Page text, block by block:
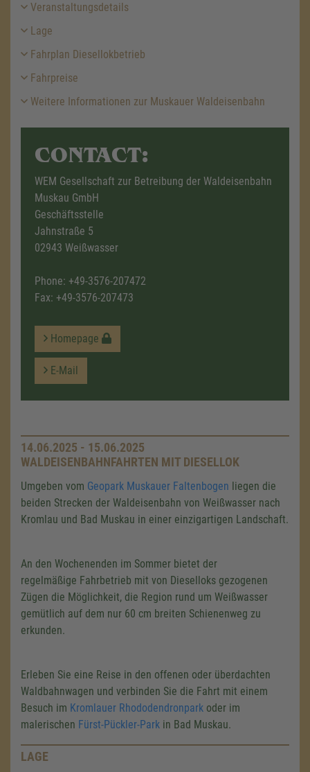
Veranstaltungsdetails
Lage
Fahrplan Diesellokbetrieb
Fahrpreise
Weitere Informationen zur Muskauer Waldeisenbahn
CONTACT:
WEM Gesellschaft zur Betreibung der Waldeisenbahn
Muskau GmbH
Geschäftsstelle
Jahnstraße 5
02943 Weißwasser
Phone: +49-3576-207472
Fax: +49-3576-207473
Homepage
E-Mail
14.06.2025 - 15.06.2025
WALDEISENBAHNFAHRTEN MIT DIESELLOK
Umgeben vom Geopark Muskauer Faltenbogen liegen die
beiden Strecken der Waldeisenbahn von Weißwasser nach
Kromlau und Bad Muskau in einer einzigartigen Landschaft.
An den Wochenenden im Sommer bietet der
regelmäßige Fahrbetrieb mit von Dieselloks gezogenen
Zügen die Möglichkeit, die Region rund um Weißwasser
gemütlich auf dem nur 60 cm breiten Schienenweg zu
erkunden.
Erleben Sie eine Reise in den offenen oder überdachten
Waldbahnwagen und verbinden Sie die Fahrt mit einem
Besuch im Kromlauer Rhododendronpark oder im
malerischen Fürst-Pückler-Park in Bad Muskau.
LAGE